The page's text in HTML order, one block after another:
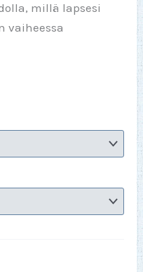
millä lapsesi
vaiheessa